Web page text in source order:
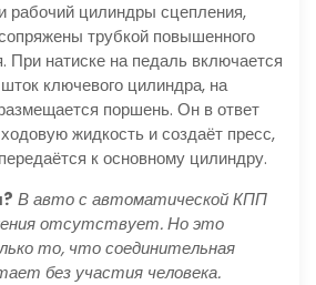
рабочий цилиндры сцепления,
трубкой повышенного
При натиске на педаль включается
ключевого цилиндра, на
поршень. Он в ответ
жидкость и создаёт пресс,
к основному цилиндру.
В авто с автоматической КПП
отсутствует. Но это
то, что соединительная
без участия человека.